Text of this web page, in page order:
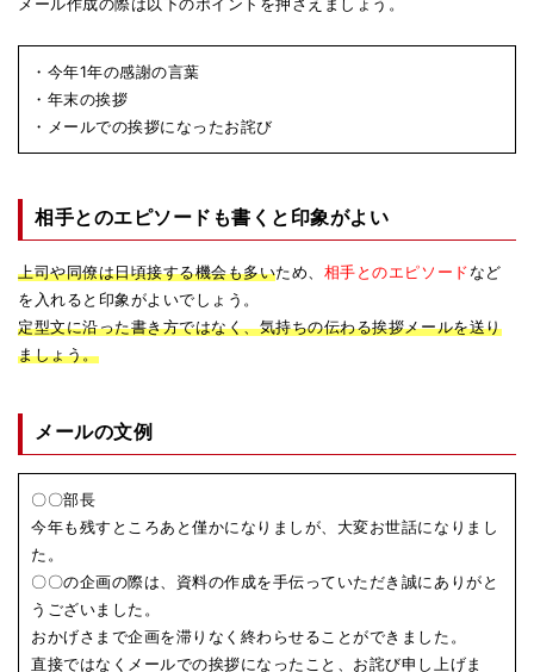
・今年1年の感謝の言葉
・年末の挨拶
・メールでの挨拶になったお詫び
相手とのエピソードも書くと印象がよい
上司や同僚は日頃接する機会も多いため、 相手とのエピソードなど
を入れると印象がよいでしょう。
定型文に沿った書き方ではなく、気持ちの伝わる挨拶メールを送り
ましょう。
メールの文例
〇〇部長
今年も残すところあと僅かになりましが、大変お世話になりまし
た。
〇〇の企画の際は、資料の作成を手伝っていただき誠にありがと
うございました。
おかげさまで企画を滞りなく終わらせることができました。
直接ではなくメールでの挨拶になったこと、お詫び申し上げま